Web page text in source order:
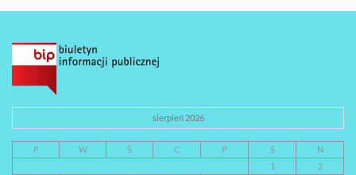
sierpień 2026
P W Ś C P S
N
1
2